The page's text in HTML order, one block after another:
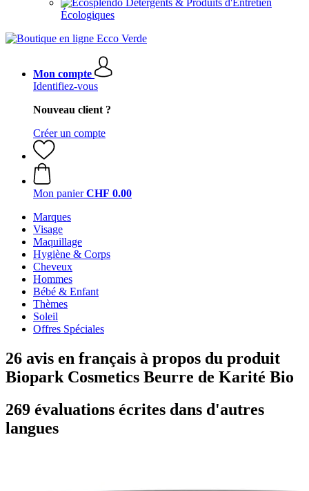
Détergents & Produits d'Entretien
Écologiques
Mon compte
Identifiez-vous
Nouveau client ?
Créer un compte
Mon panier CHF 0.00
Marques
Visage
Maquillage
Hygiène & Corps
Cheveux
Hommes
Bébé & Enfant
Thèmes
Soleil
Offres Spéciales
26 avis en français à propos du produit
Biopark Cosmetics Beurre de Karité Bio
269 évaluations écrites dans d'autres
langues